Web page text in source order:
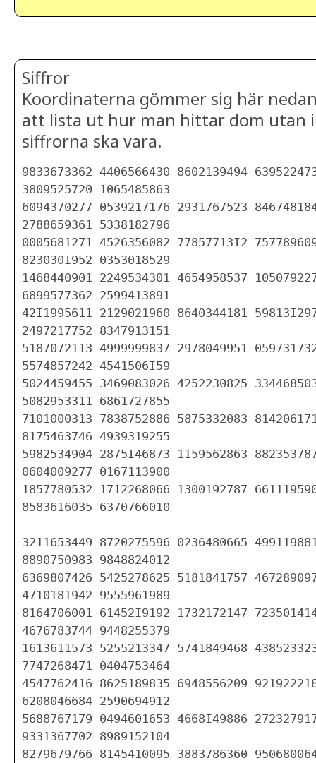
Siffror
Koordinaterna gömmer sig här
att lista ut hur man hittar dom utan
siffrorna ska vara.
9833673362 4406566430 8602139494
3809525720 1065485863
6094370277 0539217176 2931767523
2788659361 5338182796
0005681271 4526356082 77857713I2
823030I952 0353018529
1468440901 2249534301 4654958537
6899577362 2599413891
42I1995611 2129021960 8640344181
2497217752 8347913151
5187072113 4999999837 2978049951
5574857242 4541506I59
5024459455 3469083026 4252230825
5082953311 6861727855
7101000313 7838752886 5875332083
8175463746 4939319255
5982534904 2875I46873 1159562863
0604009277 0167113900
1857780532 1712268066 1300192787
8583616035 6370766010
3211653449 8720275596 0236480665
8890750983 9848824012
6369807426 5425278625 5181841757
4710181942 9555961989
8164706001 61452I9192 1732172147
4676783744 9448255379
1613611573 5255213347 5741849468
7747268471 0404753464
4547762416 8625189835 6948556209
6208046684 2590694912
5688767179 0494601653 4668I49886
9331367702 8989152104
8279679766 8145410095 3883786360